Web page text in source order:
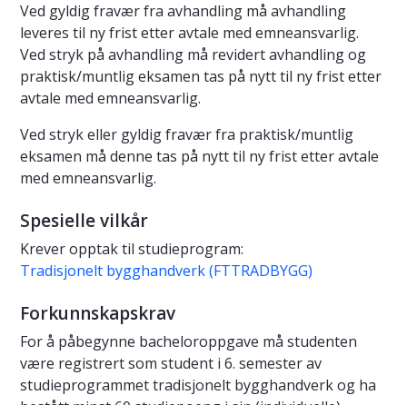
Ved gyldig fravær fra avhandling må avhandling
leveres til ny frist etter avtale med emneansvarlig.
Ved stryk på avhandling må revidert avhandling og
praktisk/muntlig eksamen tas på nytt til ny frist etter
avtale med emneansvarlig.
Ved stryk eller gyldig fravær fra praktisk/muntlig
eksamen må denne tas på nytt til ny frist etter avtale
med emneansvarlig.
Spesielle vilkår
Krever opptak til studieprogram:
Tradisjonelt bygghandverk (FTTRADBYGG)
Forkunnskapskrav
For å påbegynne bacheloroppgave må studenten
være registrert som student i 6. semester av
studieprogrammet tradisjonelt bygghandverk og ha